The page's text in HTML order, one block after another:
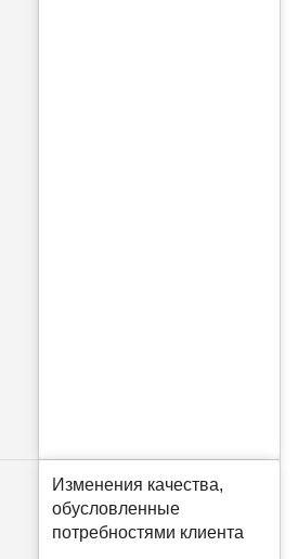
Изменения качества,
обусловленные
потребностями клиента